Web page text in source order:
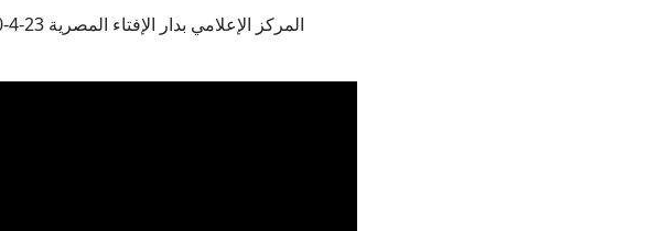
المركز الإعلامي بدار الإفتاء المصرية 23-4-2020م